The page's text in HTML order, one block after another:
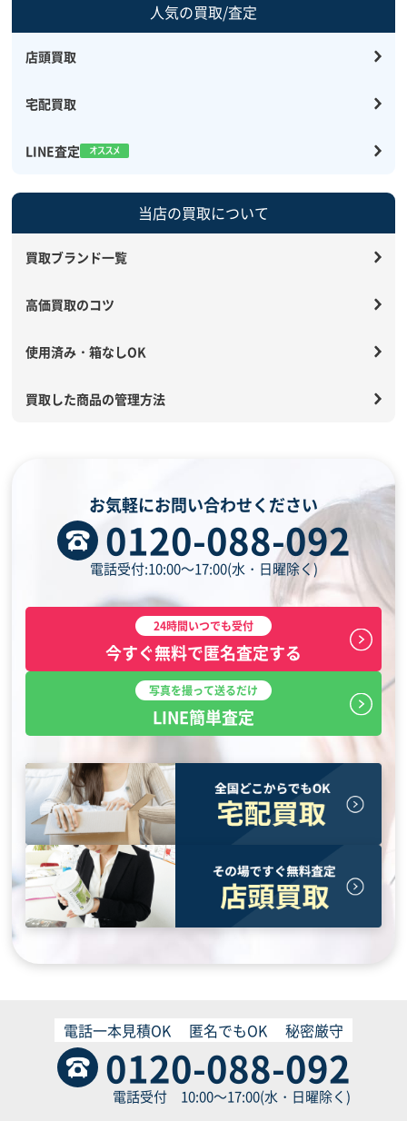
人気の買取/査定
店頭買取
宅配買取
LINE査定
当店の買取について
買取ブランド一覧
高価買取のコツ
使用済み・箱なしOK
買取した商品の管理方法
お気軽にお問い合わせください
0120-088-092
電話受付:10:00～17:00(水・日曜除く)
24時間いつでも受付
今すぐ無料で匿名査定する
写真を撮って送るだけ
LINE簡単査定
0120-088-092
電話受付 10:00～17:00(水・日曜除く)
電話一本見積OK 匿名でもOK 秘密厳守